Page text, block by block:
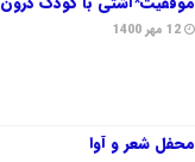
12 مهر 1400
محفل شعر و آوا